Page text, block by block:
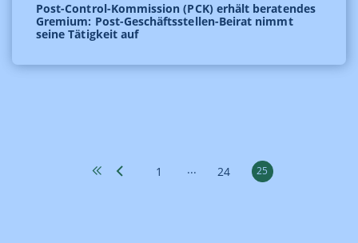
Post-Control-Kommission (PCK) erhält beratendes
Gremium: Post-Geschäftsstellen-Beirat nimmt
seine Tätigkeit auf
1 ... 24 25